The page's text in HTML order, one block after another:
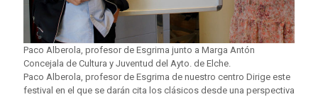
Paco Alberola, profesor de Esgrima junto a Marga Antón
Concejala de Cultura y Juventud del Ayto. de Elche.
Paco Alberola, profesor de Esgrima de nuestro centro Dirige este
festival en el que se darán cita los clásicos desde una perspectiva